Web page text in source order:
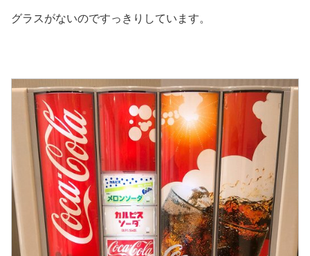
グラスがないのですっきりしています。